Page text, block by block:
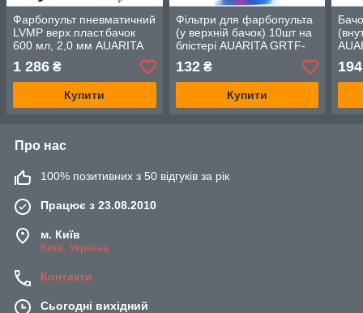
Фарбопульт пневматичний
LVMP верх.пласт.бачок
600 мл, 2,0 мм AUARITA
LION-B-2.0LM
1 286 ₴
Купити
Фільтри для фарбопульта
(у верхній бачок) 10шт на
блістері AUARITA GRTF-
10pcs
132₴
Купити
194
Про нас
100% позитивних з 50 відгуків за рік
Працює з 23.08.2010
м. Київ
Київ, Україна
Контакти
Сьогодні вихідний